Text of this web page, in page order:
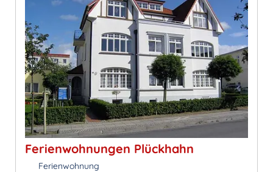
Ferienwohnungen Plückhahn
Ferienwohnung